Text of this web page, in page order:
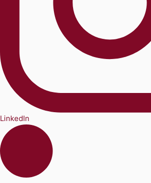
LinkedIn